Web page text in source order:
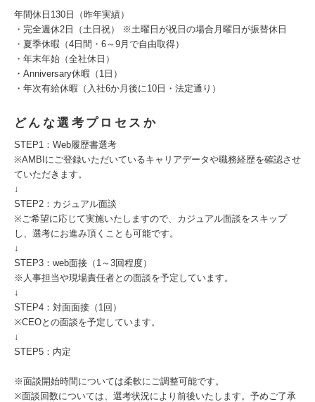
年間休日130日（昨年実績）
・完全週休2日（土日祝） ※土曜日が祝日の場合月曜日が振替休日
・夏季休暇（4日間・6～9月で自由取得）
・年末年始（全社休日）
・Anniversary休暇（1日）
・年次有給休暇（入社6か月後に10日・法定通り）
どんな選考プロセスか
STEP1：Web履歴書選考
※AMBIにご登録いただいているキャリアデータや職務経歴を確認させ
ていただきます。
↓
STEP2：カジュアル面談
※ご希望に応じて実施いたしますので、カジュアル面談をスキップ
し、選考にお進み頂くことも可能です。
↓
STEP3：web面接（1～3回程度）
※人事担当や現場責任者との面談を予定しています。
↓
STEP4：対面面接（1回）
※CEOとの面談を予定しています。
↓
STEP5：内定
※面談開始時間については柔軟にご調整可能です。
※面談回数については、選考状況により前後いたします。予めご了承